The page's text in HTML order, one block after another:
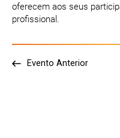
oferecem aos seus
profissional.
Evento Anterior